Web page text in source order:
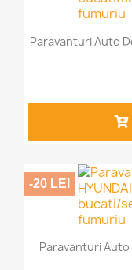
Paravanturi Auto
Paravanturi Auto
-20 LEI